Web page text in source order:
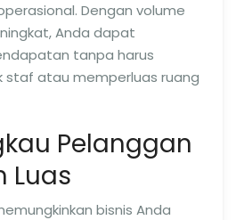
Dengan volume
Anda dapat
tanpa harus
staf atau memperluas ruang
Pelanggan
Luas
bisnis Anda